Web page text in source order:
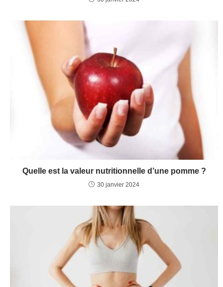
Quelle est la valeur nutritionnelle d’une pomme ?
30 janvier 2024